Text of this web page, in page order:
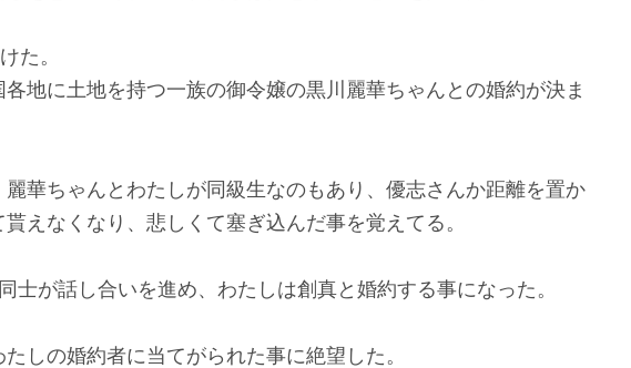
た。
地に土地を持つ一族の御令嬢の黒川麗華ちゃんとの婚約が決ま
華ちゃんとわたしが同級生なのもあり、優志さんか距離を置か
えなくなり、悲しくて塞ぎ込んだ事を覚えてる。
士が話し合いを進め、わたしは創真と婚約する事になった。
しの婚約者に当てがられた事に絶望した。